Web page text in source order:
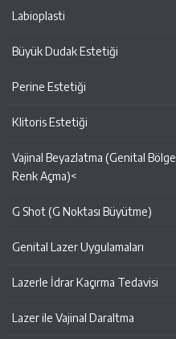
Labioplasti
Büyük Dudak Estetiği
Perine Estetiği
Klitoris Estetiği
Vajinal Beyazlatma (Genital Bölge
Renk Açma)<
G Shot (G Noktası Büyütme)
Genital Lazer Uygulamaları
Lazerle İdrar Kaçırma Tedavisi
Lazer ile Vajinal Daraltma